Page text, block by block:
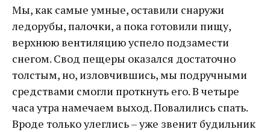
Мы, как самые умные, оставили снаружи
ледорубы, палочки, а пока готовили пищу,
верхнюю вентиляцию успело подзамести
снегом. Свод пещеры оказался достаточно
толстым, но, изловчившись, мы подручными
средствами смогли проткнуть его. В четыре
часа утра намечаем выход. Повалились спать.
Вроде только улеглись – уже звенит будильник